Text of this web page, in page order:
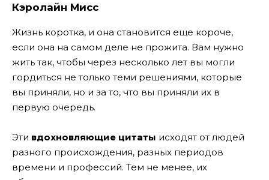
Кэролайн Мисс
Жизнь коротка, и она становится еще короче,
если она на самом деле не прожита. Вам нужно
жить так, чтобы через несколько лет вы могли
гордиться не только теми решениями, которые
вы приняли, но и за то, что вы приняли их в
первую очередь.
Эти вдохновляющие цитаты исходят от людей
разного происхождения, разных периодов
времени и профессий. Тем не менее, их